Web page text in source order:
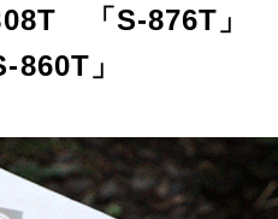
「S-876T」
」